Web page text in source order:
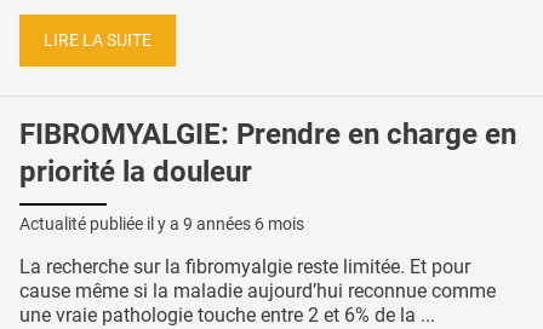
LIRE LA SUITE
FIBROMYALGIE: Prendre en charge en
priorité la douleur
Actualité publiée il y a 9 années 6 mois
La recherche sur la fibromyalgie reste limitée. Et pour
cause même si la maladie aujourd’hui reconnue comme
une vraie pathologie touche entre 2 et 6% de la ...